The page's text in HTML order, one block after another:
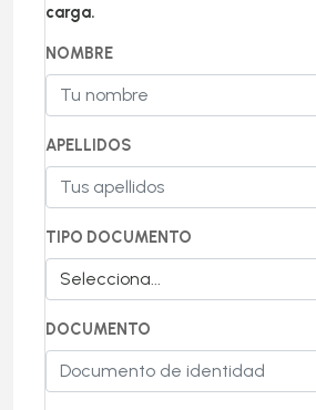
carga.
NOMBRE
APELLIDOS
TIPO DOCUMENTO
DOCUMENTO